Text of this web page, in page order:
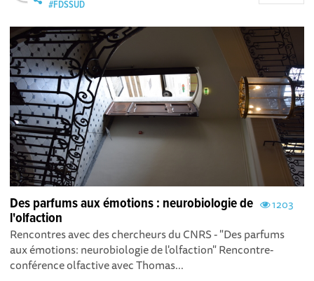
#FDSSUD
1203
Des parfums aux émotions : neurobiologie de
l'olfaction
Rencontres avec des chercheurs du CNRS - "Des parfums
aux émotions: neurobiologie de l'olfaction" Rencontre-
conférence olfactive avec Thomas...